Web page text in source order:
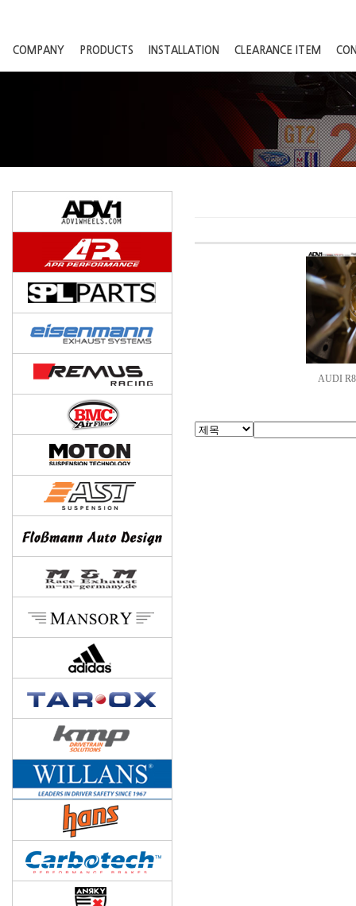
COMPANY PRODUCTS INSTALLATION CLEARANCE ITEM
AUDI